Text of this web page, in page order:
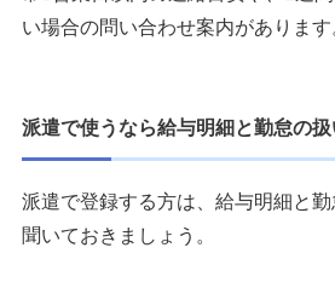
い場合の問い合わせ案内があります
派遣で使うなら給与明細と勤怠の扱
派遣で登録する方は、給与明細と
聞いておきましょう。